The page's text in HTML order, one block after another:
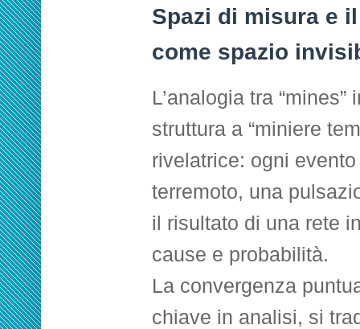
Spazi di misura e
come spazio
L’analogia tra
struttura a “miniere
rivelatrice: ogni
terremoto, una
il risultato di una rete
cause e probabilità.
La convergenza
chiave in analisi, si